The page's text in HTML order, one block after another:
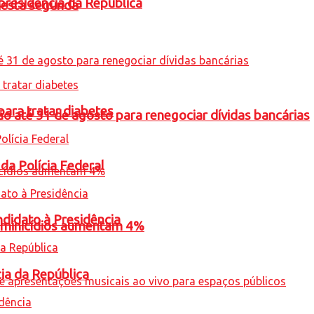
segunda
até 31 de agosto para renegociar dívidas bancárias
aumentam 4%
tratar diabetes
Polícia Federal
à Presidência
da República